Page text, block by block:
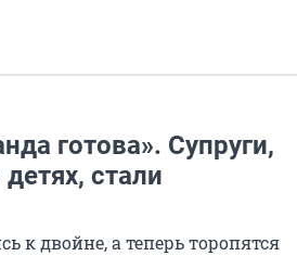
готова». Супруги,
стали
к двойне, а теперь торопятся